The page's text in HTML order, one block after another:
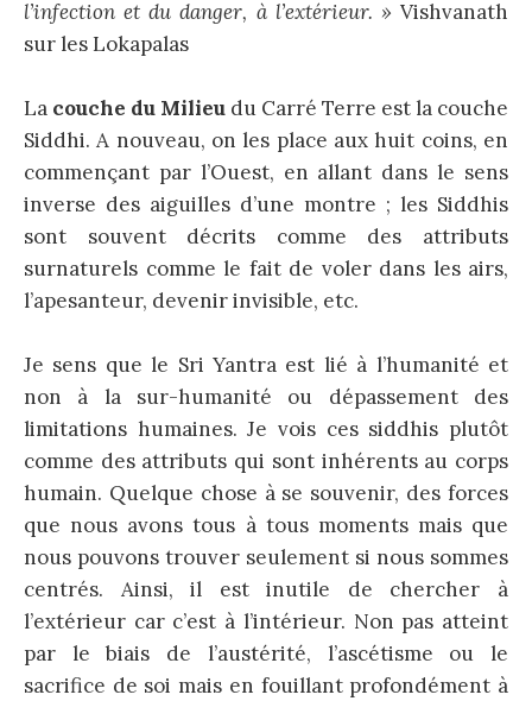
l’infection et du danger, à l’extérieur. » Vishvanath
sur les Lokapalas
La couche du Milieu du Carré Terre est la couche
Siddhi. A nouveau, on les place aux huit coins, en
commençant par l’Ouest, en allant dans le sens
inverse des aiguilles d’une montre ; les Siddhis
sont souvent décrits comme des attributs
surnaturels comme le fait de voler dans les airs,
l’apesanteur, devenir invisible, etc.
Je sens que le Sri Yantra est lié à l’humanité et
non à la sur-humanité ou dépassement des
limitations humaines. Je vois ces siddhis plutôt
comme des attributs qui sont inhérents au corps
humain. Quelque chose à se souvenir, des forces
que nous avons tous à tous moments mais que
nous pouvons trouver seulement si nous sommes
centrés. Ainsi, il est inutile de chercher à
l’extérieur car c’est à l’intérieur. Non pas atteint
par le biais de l’austérité, l’ascétisme ou le
sacrifice de soi mais en fouillant profondément à